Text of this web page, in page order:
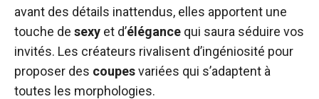
avant des détails inattendus, elles apportent une
touche de sexy et d’élégance qui saura séduire vos
invités. Les créateurs rivalisent d’ingéniosité pour
proposer des coupesvariées qui s’adaptent à
toutes les morphologies.